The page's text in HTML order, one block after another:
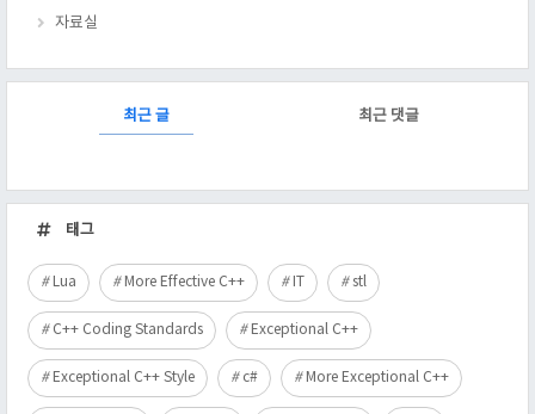
자료실
최근 글 최근 댓글
근
글
태그
Lua More Effective C++ IT stl
C++ Coding Standards Exceptional C++
Exceptional C++ Style c# More Exceptional C++